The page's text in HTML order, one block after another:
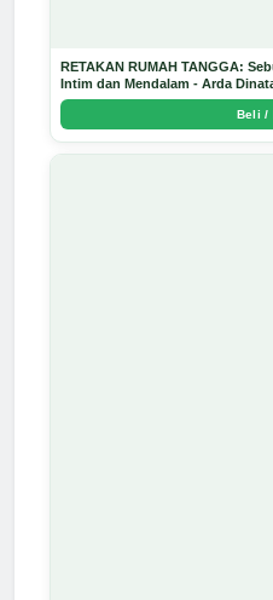
RETAKAN RUMAH TANGGA:
Intim dan Mendalam - Arda
Beli /